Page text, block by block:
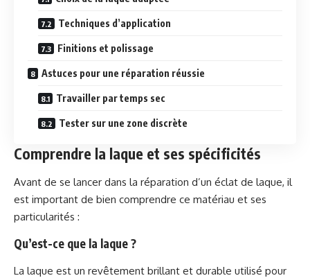
Techniques d’application
Finitions et polissage
Astuces pour une réparation réussie
Travailler par temps sec
Tester sur une zone discrète
Comprendre la laque et ses spécificités
Avant de se lancer dans la réparation d’un éclat de laque, il
est important de bien comprendre ce matériau et ses
particularités :
Qu’est-ce que la laque ?
La laque est un revêtement brillant et durable utilisé pour